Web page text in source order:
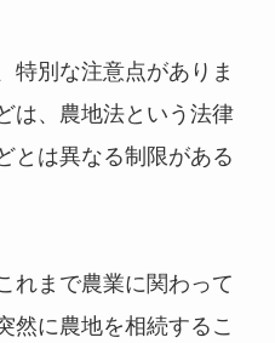
特別な注意点がありま
は、農地法という法律
とは異なる制限がある
れまで農業に関わって
然に農地を相続するこ